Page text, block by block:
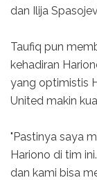
dan Ilija
Taufiq pun
kehadiran
yang optimistis
United makin
"Pastinya saya
Hariono di tim
dan kami bisa